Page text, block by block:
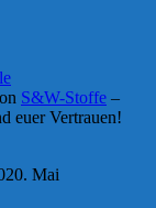
S&W-Stoffe –
euer Vertrauen!
20. Mai